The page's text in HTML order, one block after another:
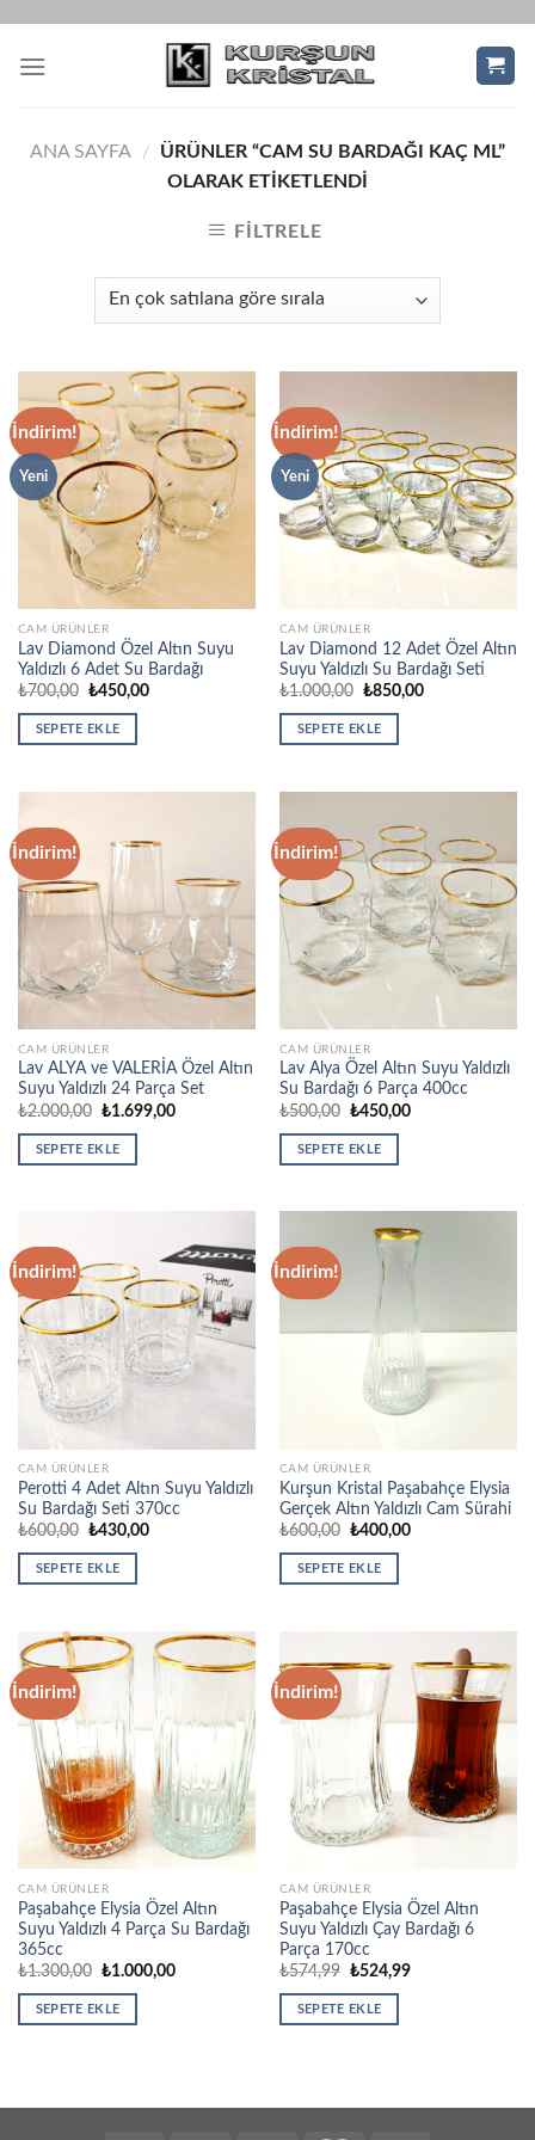
content
ANA SAYFA /
ÜRÜNLER “CAM SU BARDAĞI KAÇ ML”
OLARAK ETIKETLENDI
FILTRELE
İndirim!
Yeni
CAM ÜRÜNLER
Lav Diamond Özel Altın Suyu
Yaldızlı 6 Adet Su Bardağı
₺700,00 Orijinal
₺700,00.
₺450,00Şu
SEPETE EKLE
İndirim!
Yeni
CAM ÜRÜNLER
Lav Diamond 12 Adet Özel Altın
Suyu Yaldızlı Su Bardağı Seti
₺1.000,00 Orijinal
₺1.000,00.
₺850,00Şu
SEPETE EKLE
İndirim!
CAM ÜRÜNLER
Lav ALYA ve VALERİA Özel Altın
Suyu Yaldızlı 24 Parça Set
₺2.000,00 Orijinal
₺2.000,00.
₺1.699,00Şu
SEPETE EKLE
İndirim!
CAM ÜRÜNLER
Lav Alya Özel Altın Suyu Yaldızlı
Su Bardağı 6 Parça 400cc
₺500,00 Orijinal
₺500,00.
₺450,00Şu
SEPETE EKLE
İndirim!
CAM ÜRÜNLER
Perotti 4 Adet Altın Suyu Yaldızlı
Su Bardağı Seti 370cc
₺600,00 Orijinal
₺600,00.
₺430,00Şu
SEPETE EKLE
İndirim!
CAM ÜRÜNLER
Kurşun Kristal Paşabahçe Elysia
Gerçek Altın Yaldızlı Cam Sürahi
₺600,00 Orijinal
₺600,00.
₺400,00Şu
SEPETE EKLE
İndirim!
CAM ÜRÜNLER
Paşabahçe Elysia Özel Altın
Suyu Yaldızlı 4 Parça Su Bardağı
365cc
₺1.300,00 Orijinal
₺1.300,00.
₺1.000,00Şu
SEPETE EKLE
İndirim!
CAM ÜRÜNLER
Paşabahçe Elysia Özel Altın
Suyu Yaldızlı Çay Bardağı 6
Parça 170cc
₺574,99 Orijinal
₺574,99.
₺524,99Şu
SEPETE EKLE